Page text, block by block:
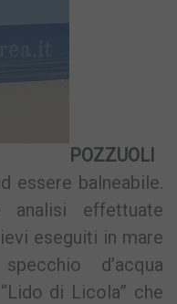
POZZUOLI
essere balneabile.
analisi effettuate
eseguiti in mare
d’acqua
di Licola” che